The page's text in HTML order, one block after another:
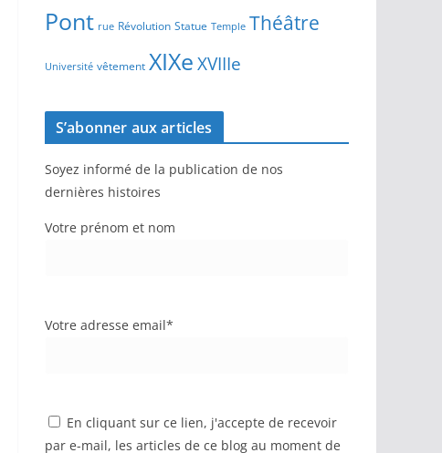
Pont rue Révolution Statue Temple Théâtre
Université vêtement XIXeXVIIIe
S’abonner aux articles
Soyez informé de la publication de nos
dernières histoires
Votre prénom et nom
Votre adresse email*
En cliquant sur ce lien, j'accepte de recevoir
par e-mail, les articles de ce blog au moment de